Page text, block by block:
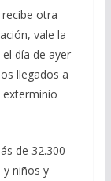
otra
vale la
día de ayer
llegados a
exterminio
de 32.300
y niños y